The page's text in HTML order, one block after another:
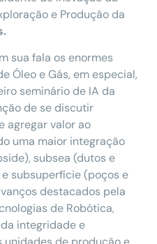
e Produção da
sua fala os enormes
Óleo e Gás, em especial,
seminário de IA da
de se discutir
agregar valor ao
uma maior integração
subsea (dutos e
subsuperfície (poços e
destacados pela
de Robótica,
integridade e